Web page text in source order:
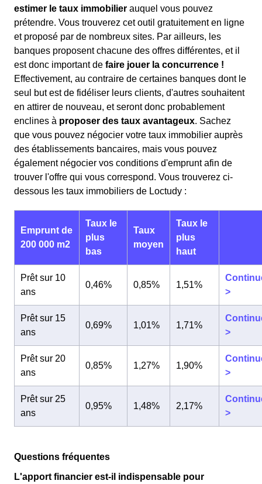
estimer le taux immobilier auquel vous pouvez
prétendre. Vous trouverez cet outil gratuitement en ligne
et proposé par de nombreux sites. Par ailleurs, les
banques proposent chacune des offres différentes, et il
est donc important de faire jouer la concurrence !
Effectivement, au contraire de certaines banques dont le
seul but est de fidéliser leurs clients, d'autres souhaitent
en attirer de nouveau, et seront donc probablement
enclines à proposer des taux avantageux. Sachez
que vous pouvez négocier votre taux immobilier auprès
des établissements bancaires, mais vous pouvez
également négocier vos conditions d'emprunt afin de
trouver l'offre qui vous correspond. Vous trouverez ci-
dessous les taux immobiliers de Loctudy :
Emprunt de
200 000 m2
Taux le
plus
bas
Taux
moyen
Taux le
plus
haut
Prêt sur 10
ans
0,46% 0,85% 1,51%
>
Prêt sur 15
ans
0,69% 1,01% 1,71%
>
Prêt sur 20
ans
0,85% 1,27% 1,90%
>
Prêt sur 25
ans
0,95% 1,48% 2,17%
>
Questions fréquentes
L'apport financier est-il indispensable pour